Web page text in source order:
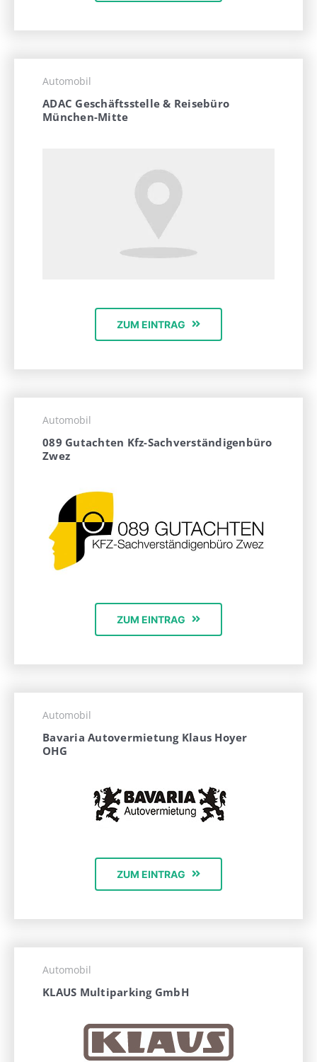
Automobil
ADAC Geschäftsstelle & Reisebüro
München-Mitte
ZUM EINTRAG
Automobil
089 Gutachten Kfz-Sachverständigenbüro
Zwez
ZUM EINTRAG
Automobil
Bavaria Autovermietung Klaus Hoyer
OHG
ZUM EINTRAG
Automobil
KLAUS Multiparking GmbH